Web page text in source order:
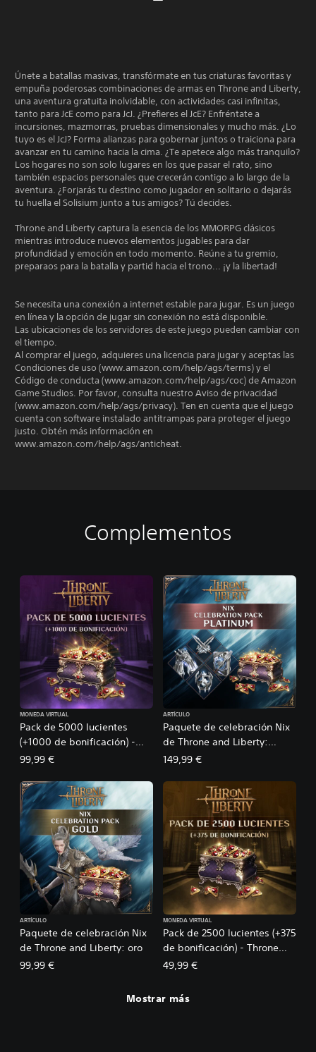
Únete a batallas masivas, transfórmate en tus criaturas favoritas y
empuña poderosas combinaciones de armas en Throne and Liberty,
una aventura gratuita inolvidable, con actividades casi infinitas,
tanto para JcE como para JcJ. ¿Prefieres el JcE? Enfréntate a
incursiones, mazmorras, pruebas dimensionales y mucho más. ¿Lo
tuyo es el JcJ? Forma alianzas para gobernar juntos o traiciona para
avanzar en tu camino hacia la cima. ¿Te apetece algo más tranquilo?
Los hogares no son solo lugares en los que pasar el rato, sino
también espacios personales que crecerán contigo a lo largo de la
aventura. ¿Forjarás tu destino como jugador en solitario o dejarás
tu huella el Solisium junto a tus amigos? Tú decides.
Throne and Liberty captura la esencia de los MMORPG clásicos
mientras introduce nuevos elementos jugables para dar
profundidad y emoción en todo momento. Reúne a tu gremio,
preparaos para la batalla y partid hacia el trono... ¡y la libertad!
Se necesita una conexión a internet estable para jugar. Es un juego
en línea y la opción de jugar sin conexión no está disponible.
Las ubicaciones de los servidores de este juego pueden cambiar con
el tiempo.
Al comprar el juego, adquieres una licencia para jugar y aceptas las
Condiciones de uso (www.amazon.com/help/ags/terms) y el
Código de conducta (www.amazon.com/help/ags/coc) de Amazon
Game Studios. Por favor, consulta nuestro Aviso de privacidad
(www.amazon.com/help/ags/privacy). Ten en cuenta que el juego
cuenta con software instalado antitrampas para proteger el juego
justo. Obtén más información en
www.amazon.com/help/ags/anticheat.
Complementos
Pack de 5000 lucientes
(+1000 de bonificación) -
Throne and Liberty
MONEDA VIRTUAL
99,99 €
Paquete de celebración Nix
de Throne and Liberty:
platino
ARTÍCULO
149,99 €
Paquete de celebración Nix
de Throne and Liberty: oro
ARTÍCULO
99,99 €
Pack de 2500 lucientes (+375
de bonificación) - Throne
and Liberty
MONEDA VIRTUAL
49,99 €
Mostrar más